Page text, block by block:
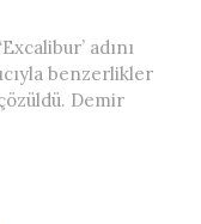
adını
benzerlikler
Demir